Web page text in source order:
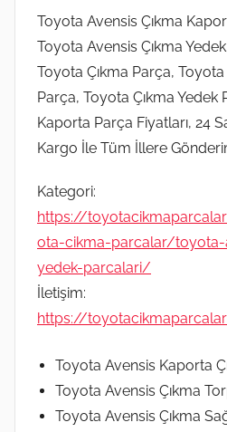
Toyota Avensis Çıkma
Toyota Avensis Çıkma
Toyota Çıkma Parça, Toyota
Parça, Toyota Çıkma Yedek
Kaporta Parça Fiyatları, 24
Kargo İle Tüm İllere
Kategori:
https://
ota-cikma-parcalar/toyota-
yedek-parcalari/
İletişim:
https://
Toyota Avensis Kaporta
Toyota Avensis Çıkma
Toyota Avensis Çıkma